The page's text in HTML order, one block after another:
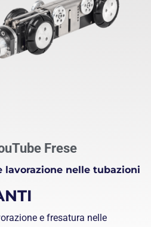
Frese
lavorazione nelle tubazioni
e fresatura nelle